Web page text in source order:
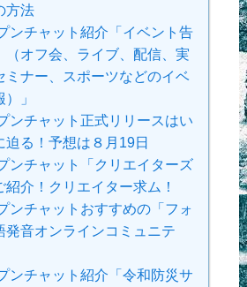
方法
ンチャット紹介「イベント告
オフ会、ライブ、配信、実
ミナー、スポーツなどのイベ
」
ンチャット正式リリースはい
迫る！予想は８月19日
ンチャット「クリエイターズ
紹介！クリエイター求ム！
ンチャットおすすめの「フォ
発音オンラインコミュニテ
ンチャット紹介「令和防災サ